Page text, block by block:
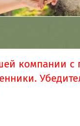
компании с